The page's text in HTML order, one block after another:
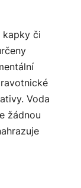
kapky či
Voda
žádnou